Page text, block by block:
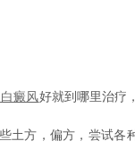
癜风好就到哪里治疗
土方，偏方，尝试各